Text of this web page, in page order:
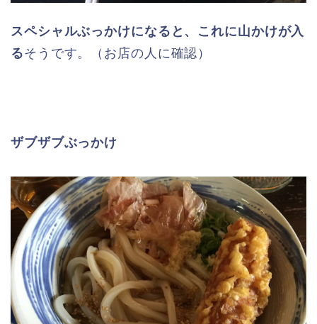
スペシャルぶっかけになると、これに山かけが入
るそうです。（お店の人に確認）
ザブザブぶっかけ